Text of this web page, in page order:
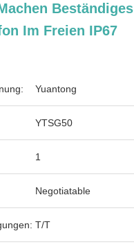
Beständiges
Im Freien IP67
Yuantong
YTSG50
1
Negotiatable
T/T